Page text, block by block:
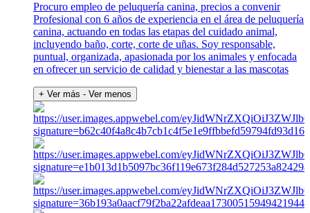
Procuro empleo de peluquería canina, precios a convenir
Profesional con 6 años de experiencia en el área de peluquería
canina, actuando en todas las etapas del cuidado animal,
incluyendo baño, corte, corte de uñas. Soy responsable,
puntual, organizada, apasionada por los animales y enfocada
en ofrecer un servicio de calidad y bienestar a las mascotas
+ Ver más - Ver menos